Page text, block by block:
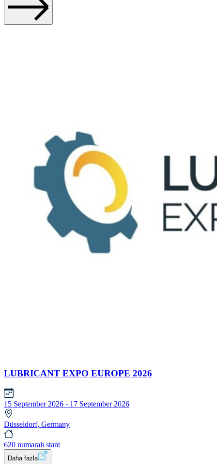
LUBRICANT EXPO EUROPE 2026
15 September 2026 - 17 September 2026
Düsseldorf, Germany
620 numaralı stant
Daha fazla